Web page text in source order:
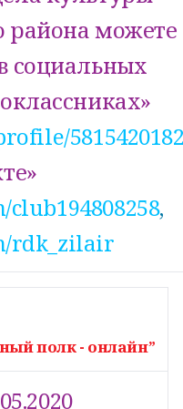
района можете
социальных
,
rdk_zilair
полк - онлайн”